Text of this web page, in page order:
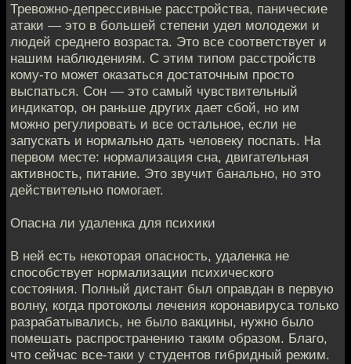
Тревожно-депрессивные расстройства, панические
атаки — это в большей степени удел молодежи и
людей среднего возраста. Это все соответствует и
нашим наблюдениям. С этим типом расстройств
кому-то может оказаться достаточным просто
выспаться. Сон — это самый чувствительный
индикатор, он раньше других дает сбой, но им
можно регулировать и все остальное, если не
запускать и нормально дать человеку поспать. На
первом месте: нормализация сна, двигательная
активность, питание. Это звучит банально, но это
действительно помогает.
Опасна ли удаленка для психики
В ней есть некоторая опасность, удаленка не
способствует нормализации психического
состояния. Полный дистант был оправдан в первую
волну, когда протоколы лечения коронавируса только
разрабатывались, не было вакцины, нужно было
помешать распространению таким образом. Благо,
что сейчас все-таки у студентов гибридный режим.